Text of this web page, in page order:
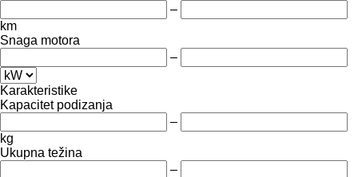
–
km
Snaga motora
–
Karakteristike
Kapacitet podizanja
–
kg
Ukupna težina
–